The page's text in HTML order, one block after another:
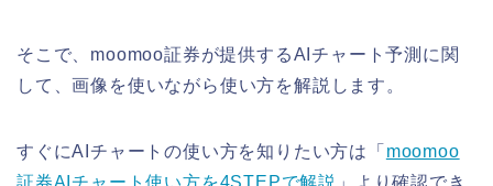
そこで、moomoo証券が提供するAIチャート予測に関
して、画像を使いながら使い方を解説します。
すぐにAIチャートの使い方を知りたい方は「 moomoo